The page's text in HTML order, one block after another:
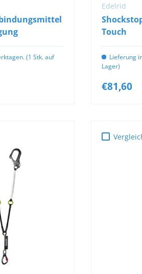
(1 Stk. auf
Edelrid
Touch
Lieferung
Lager)
€81,60